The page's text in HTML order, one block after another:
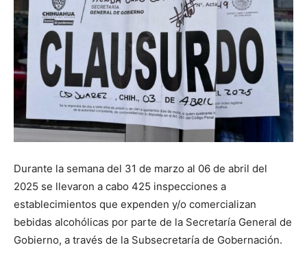
Durante la semana del 31 de marzo al 06 de abril del
2025 se llevaron a cabo 425 inspecciones a
establecimientos que expenden y/o comercializan
bebidas alcohólicas por parte de la Secretaría General de
Gobierno, a través de la Subsecretaría de Gobernación.